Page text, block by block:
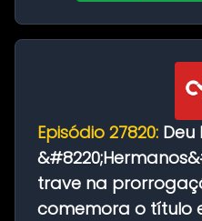
Episódio 27820: Deu
trave na
comemora o título